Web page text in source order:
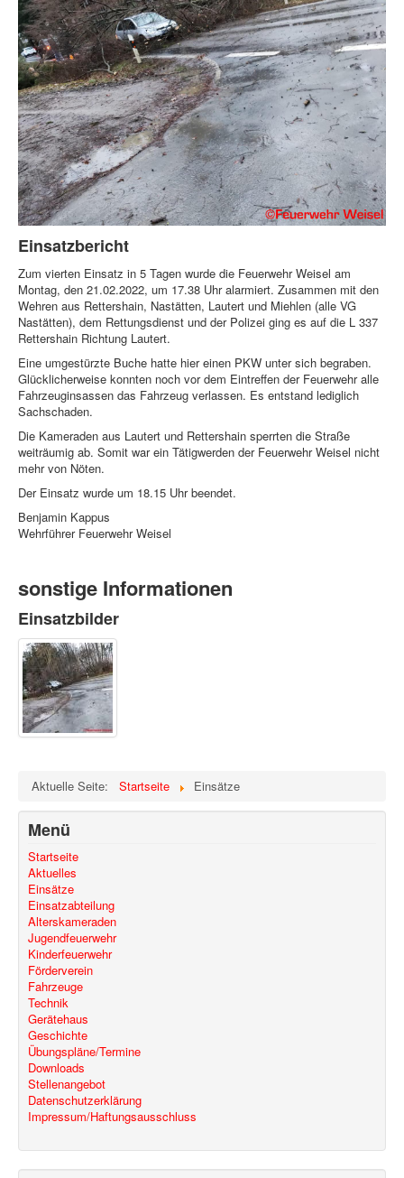
Einsatzbericht
Zum vierten Einsatz in 5 Tagen wurde die Feuerwehr Weisel am
Montag, den 21.02.2022, um 17.38 Uhr alarmiert. Zusammen mit den
Wehren aus Rettershain, Nastätten, Lautert und Miehlen (alle VG
Nastätten), dem Rettungsdienst und der Polizei ging es auf die L 337
Rettershain Richtung Lautert.
Eine umgestürzte Buche hatte hier einen PKW unter sich begraben.
Glücklicherweise konnten noch vor dem Eintreffen der Feuerwehr alle
Fahrzeuginsassen das Fahrzeug verlassen. Es entstand lediglich
Sachschaden.
Die Kameraden aus Lautert und Rettershain sperrten die Straße
weiträumig ab. Somit war ein Tätigwerden der Feuerwehr Weisel nicht
mehr von Nöten.
Der Einsatz wurde um 18.15 Uhr beendet.
Benjamin Kappus
Wehrführer Feuerwehr Weisel
sonstige Informationen
Einsatzbilder
Aktuelle Seite: Startseite Einsätze
Menü
Startseite
Aktuelles
Einsätze
Einsatzabteilung
Alterskameraden
Jugendfeuerwehr
Kinderfeuerwehr
Förderverein
Fahrzeuge
Technik
Gerätehaus
Geschichte
Übungspläne/Termine
Downloads
Stellenangebot
Datenschutzerklärung
Impressum/Haftungsausschluss